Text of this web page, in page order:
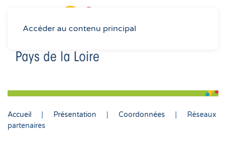
Accéder au contenu principal
Accueil Présentation Coordonnées
Réseaux
partenaires